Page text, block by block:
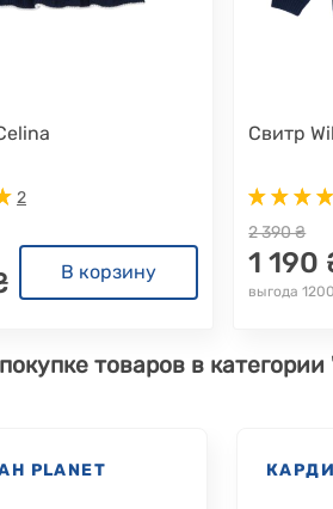
2
В корзину
Свитр
2 390 ₴
1 190
выгода
товаров в
PLANET